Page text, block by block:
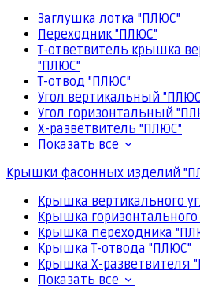
Заглушка лотка "ПЛЮС"
Переходник "ПЛЮС"
Т-ответвитель крышка
"ПЛЮС"
Т-отвод "ПЛЮС"
Угол вертикальный
Угол горизонтальный
Х-разветвитель "ПЛЮС"
Показать все
Крышки фасонных изделий
Крышка вертикального
Крышка
Крышка переходника
Крышка Т-отвода "ПЛЮС"
Крышка Х-разветвителя
Показать все